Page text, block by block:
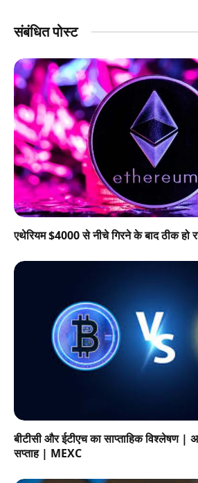
संबंधित पोस्ट
एथेरियम $4000 से नीचे गिरने के बाद ठीक हो
बीटीसी और ईटीएच का साप्ताहिक विश्लेषण
सप्ताह | MEXC